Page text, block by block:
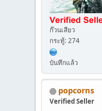
ก๊วนเสียว
กระทู้: 274
บันทึกแล้ว
popcorns
Verified Seller